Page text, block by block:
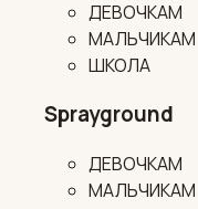
ДЕВОЧКАМ
МАЛЬЧИКАМ
ШКОЛА
Sprayground
ДЕВОЧКАМ
МАЛЬЧИКАМ